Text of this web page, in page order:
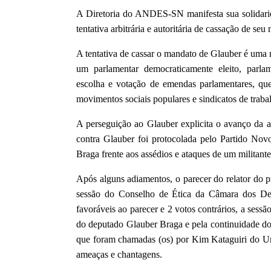
A Diretoria do ANDES-SN manifesta sua
tentativa arbitrária e autoritária de cassação de seu
A tentativa de cassar o mandato de Glauber é
um parlamentar democraticamente eleito,
escolha e votação de emendas parlamentares,
movimentos sociais populares e sindicatos de
A perseguição ao Glauber explicita o avanço da
contra Glauber foi protocolada pelo Partido
Braga frente aos assédios e ataques de um
Após alguns adiamentos, o parecer do relator do
sessão do Conselho de Ética da Câmara dos
favoráveis ao parecer e 2 votos contrários, a
do deputado Glauber Braga e pela continuidade
que foram chamadas (os) por Kim Kataguiri do
ameaças e chantagens.